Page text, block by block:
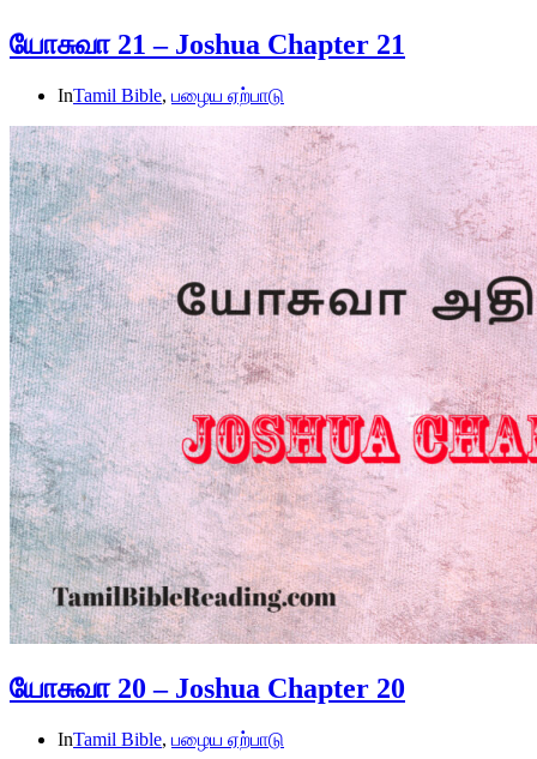
யோசுவா 21 – Joshua Chapter 21
InTamil Bible, பழைய ஏற்பாடு
யோசுவா 20 – Joshua Chapter 20
InTamil Bible, பழைய ஏற்பாடு